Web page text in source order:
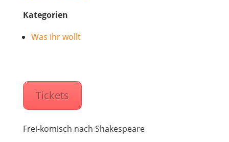
Kategorien
Was ihr wollt
Tickets
Frei-komisch nach Shakespeare